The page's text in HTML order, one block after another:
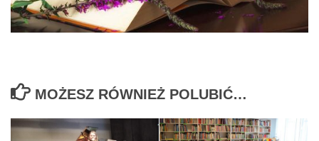
MOŻESZ RÓWNIEŻ POLUBIĆ…